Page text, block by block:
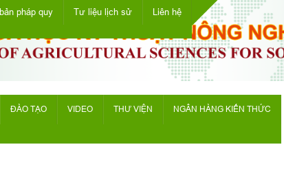
pháp quy Tư liệu lịch sử Liên hệ
ĐÀO TẠO VIDEO THƯ VIỆN NGÂN HÀNG KIẾN THỨC